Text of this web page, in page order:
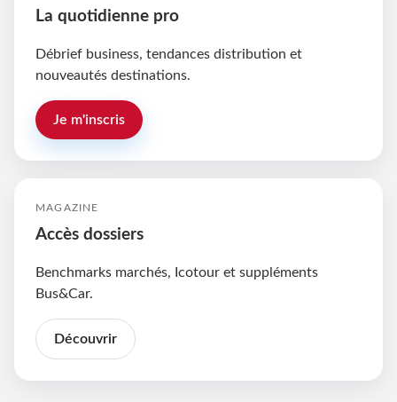
La quotidienne pro
Débrief business, tendances distribution et
nouveautés destinations.
Je m'inscris
MAGAZINE
Accès dossiers
Benchmarks marchés, Icotour et suppléments
Bus&Car.
Découvrir